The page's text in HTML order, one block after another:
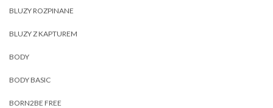
BLUZY ROZPINANE
BLUZY Z KAPTUREM
BODY
BODY BASIC
BORN2BE FREE